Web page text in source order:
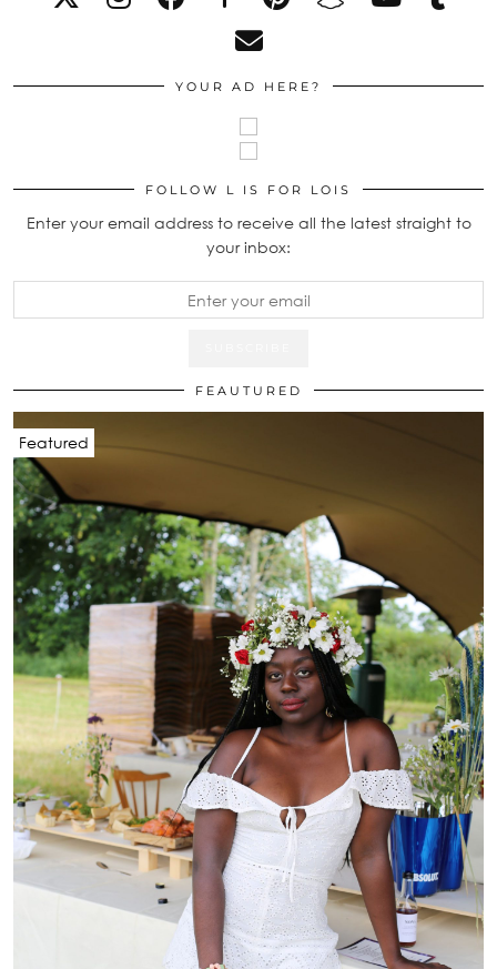
YOUR AD HERE?
FOLLOW L IS FOR LOIS
Enter your email address to receive all the latest straight to
your inbox:
FEAUTURED
Featured